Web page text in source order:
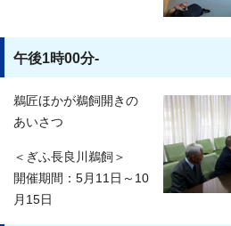
午後1時00分-
鵜匠ほかが鵜飼開きの
あいさつ
＜ぎふ長良川鵜飼＞
開催期間：5月11日～10
月15日